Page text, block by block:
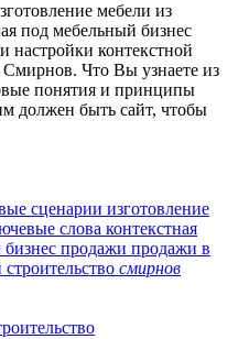
мебели из
под мебельный бизнес
настройки контекстной
Что Вы узнаете из
понятия и принципы
должен быть сайт, чтобы
сценарии изготовление
слова контекстная
продажи продажи в
смирнов